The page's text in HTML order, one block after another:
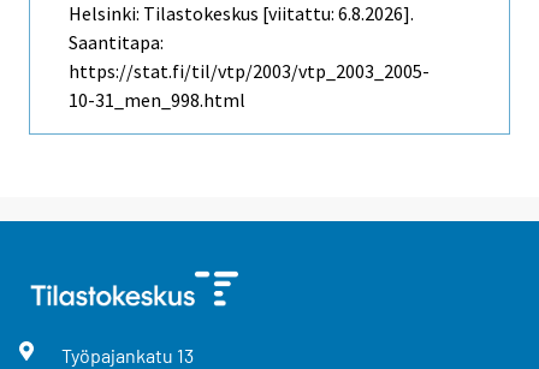
Helsinki: Tilastokeskus [viitattu: 6.8.2026].
Saantitapa:
https://stat.fi/til/vtp/2003/vtp_2003_2005-
10-31_men_998.html
Työpajankatu 13